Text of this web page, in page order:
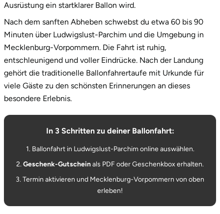
Ausrüstung ein startklarer Ballon wird.
Nach dem sanften Abheben schwebst du etwa 60 bis 90
Minuten über Ludwigslust-Parchim und die Umgebung in
Mecklenburg-Vorpommern. Die Fahrt ist ruhig,
entschleunigend und voller Eindrücke. Nach der Landung
gehört die traditionelle Ballonfahrertaufe mit Urkunde für
viele Gäste zu den schönsten Erinnerungen an dieses
besondere Erlebnis.
In 3 Schritten zu deiner Ballonfahrt:
1. Ballonfahrt in Ludwigslust-Parchim online auswählen.
2. Geschenk-Gutscheinals PDF oder Geschenkbox erhalten.
3. Termin aktivieren und Mecklenburg-Vorpommern von oben
erleben!